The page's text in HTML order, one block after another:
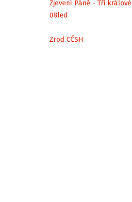
Zjevení Páně - Tři králové
08led
Zrod CČSH